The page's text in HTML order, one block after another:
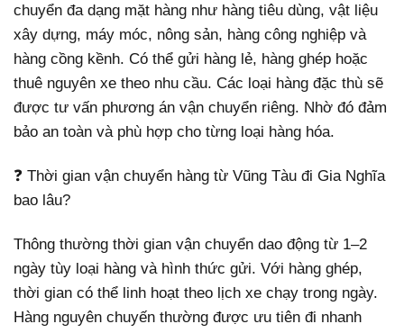
chuyển đa dạng mặt hàng như hàng tiêu dùng, vật liệu
xây dựng, máy móc, nông sản, hàng công nghiệp và
hàng cồng kềnh. Có thể gửi hàng lẻ, hàng ghép hoặc
thuê nguyên xe theo nhu cầu. Các loại hàng đặc thù sẽ
được tư vấn phương án vận chuyển riêng. Nhờ đó đảm
bảo an toàn và phù hợp cho từng loại hàng hóa.
❓ Thời gian vận chuyển hàng từ Vũng Tàu đi Gia Nghĩa
bao lâu?
Thông thường thời gian vận chuyển dao động từ 1–2
ngày tùy loại hàng và hình thức gửi. Với hàng ghép,
thời gian có thể linh hoạt theo lịch xe chạy trong ngày.
Hàng nguyên chuyến thường được ưu tiên đi nhanh